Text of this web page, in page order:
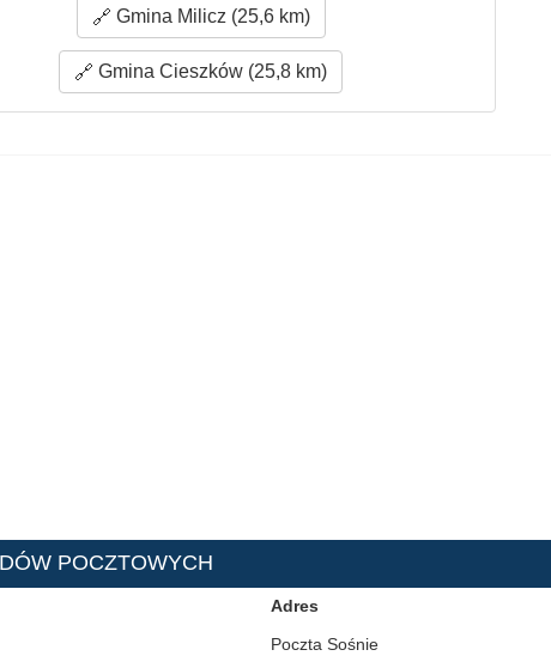
Gmina Milicz (25,6 km)
Gmina Cieszków (25,8 km)
POCZTOWYCH
Adres
Poczta Sośnie